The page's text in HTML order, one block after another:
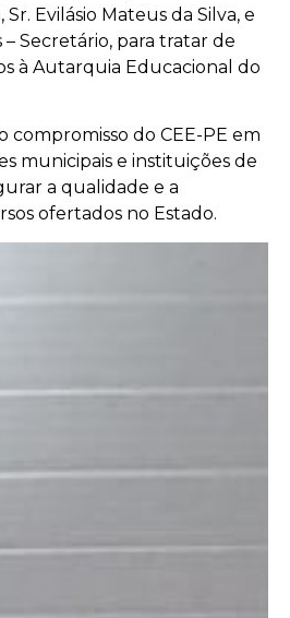
Evilásio Mateus da Silva, e
Secretário, para tratar de
à Autarquia Educacional do
do CEE-PE em
municipais e instituições de
a qualidade e a
ofertados no Estado.